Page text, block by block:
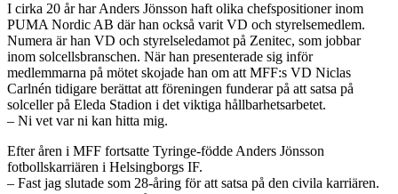
I cirka 20 år har Anders Jönsson haft olika chefspositioner inom
PUMA Nordic AB där han också varit VD och styrelsemedlem.
Numera är han VD och styrelseledamot på Zenitec, som jobbar
inom solcellsbranschen. När han presenterade sig inför
medlemmarna på mötet skojade han om att MFF:s VD Niclas
Carlnén tidigare berättat att föreningen funderar på att satsa på
solceller på Eleda Stadion i det viktiga hållbarhetsarbetet.
– Ni vet var ni kan hitta mig.
Efter åren i MFF fortsatte Tyringe-födde Anders Jönsson
fotbollskarriären i Helsingborgs IF.
– Fast jag slutade som 28-åring för att satsa på den civila karriären.